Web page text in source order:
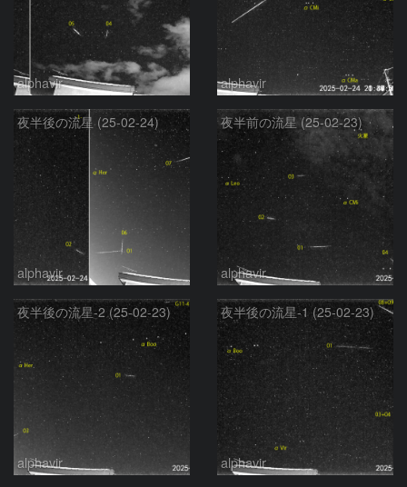
alphavir alphavir
夜半後の流星 (25-02-24)
alphavir
夜半前の流星 (25-02-23)
alphavir
夜半後の流星-2 (25-02-23)
alphavir
夜半後の流星-1 (25-02-23)
alphavir